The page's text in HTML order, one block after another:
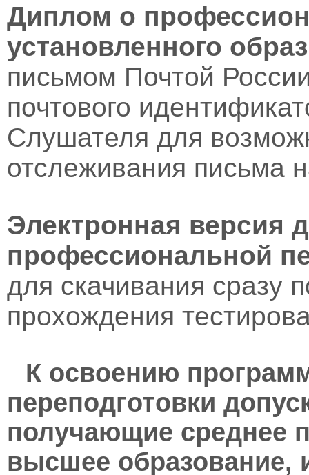
Диплом о
установленного
письмом Почтой
почтового
Слушателя для
отслеживания письма
Электронная версия
профессиональной
для скачивания сразу
прохождения
К освоению
переподготовки
получающие среднее
высшее образование,